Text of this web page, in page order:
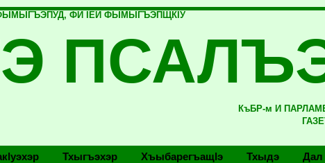
ФИ IЕЙ ФЫМЫГЪЭПЩКIУ
КъБР-м И
Тхыгъэхэр Хъыбарегъащlэ Тхыдэ Дал